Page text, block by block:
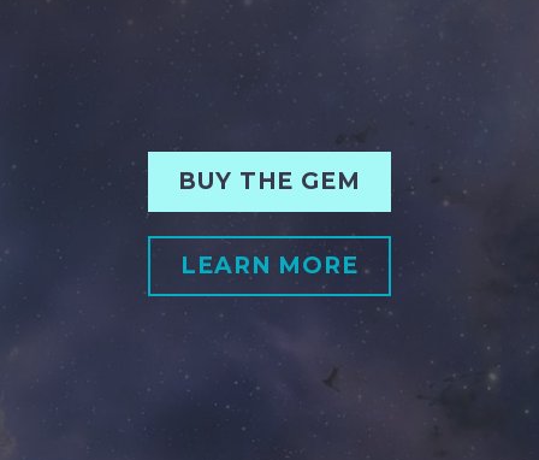
BUY THE GEM
LEARN MORE